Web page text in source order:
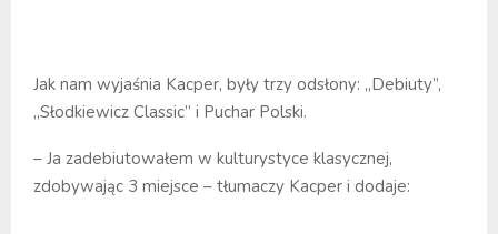
Jak nam wyjaśnia Kacper, były trzy odsłony: „Debiuty”,
„Słodkiewicz Classic” i Puchar Polski.
– Ja zadebiutowałem w kulturystyce klasycznej,
zdobywając 3 miejsce – tłumaczy Kacper i dodaje: